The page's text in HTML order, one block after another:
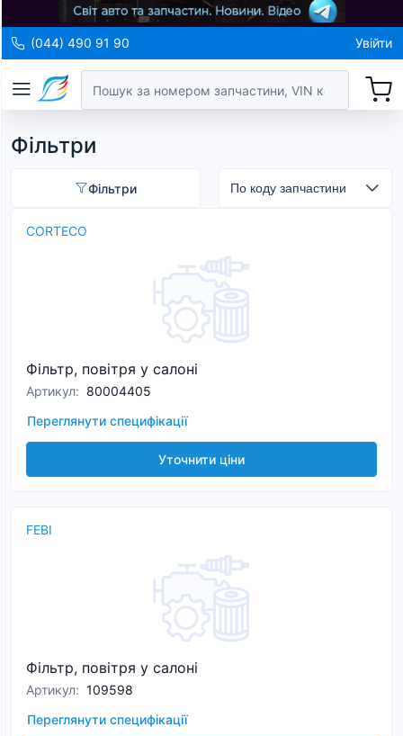
(044) 490 91 90 Увійти
Фільтри
Фільтри
CORTECO
Фільтр, повітря у салоні
Артикул: 80004405
Переглянути специфікації
Уточнити ціни
FEBI
Фільтр, повітря у салоні
Артикул: 109598
Переглянути специфікації